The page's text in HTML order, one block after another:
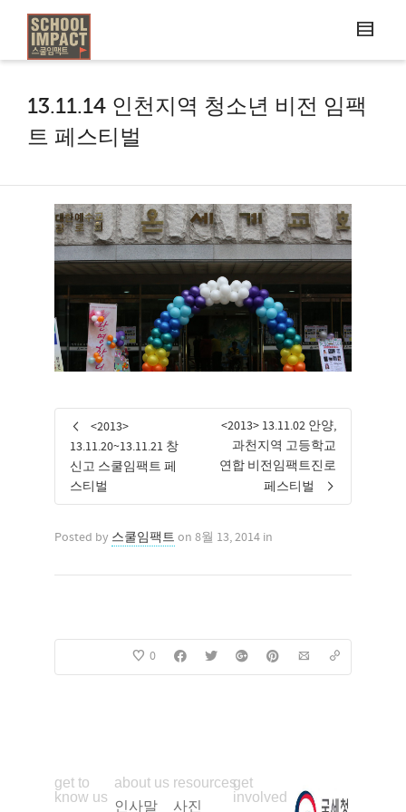
13.11.14 인천지역 청소년 비전 임팩
트 페스티벌
<2013>
13.11.20~13.11.21 창
신고 스쿨임팩트 페
스티벌
<2013> 13.11.02 안양,
과천지역 고등학교
연합 비전임팩트진로
페스티벌
Posted by 스쿨임팩트 on 8월 13, 2014 in
0
get to
know us
about us
인사말
resources
사진
get
involved